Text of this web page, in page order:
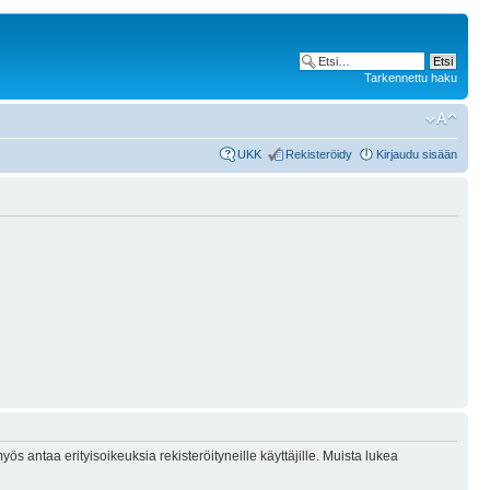
Tarkennettu haku
UKK Rekisteröidy Kirjaudu sisään
antaa erityisoikeuksia rekisteröityneille käyttäjille. Muista lukea